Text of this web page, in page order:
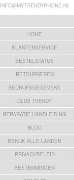
INFO@MYTRENDYPHONE.NL
HOME
KLANTENSERVICE
BESTELSTATUS
RETOURNEREN
BEDRIJFSGEGEVENS
CLUB TRENDY
REPARATIE HANDLEIDING
BLOG
BEKIJK ALLE LANDEN
PRIVACYBELEID
BESTEMMINGEN